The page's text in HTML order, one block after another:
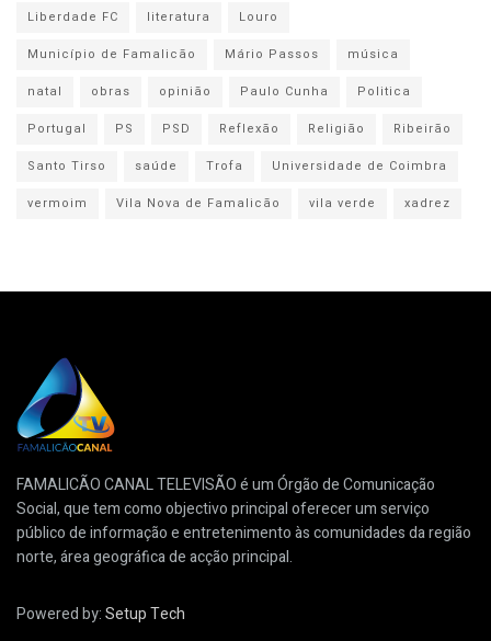
Liberdade FC
literatura
Louro
Município de Famalicão
Mário Passos
música
natal
obras opinião Paulo Cunha
Politica
Portugal
PS PSD Reflexão Religião
Ribeirão
Santo Tirso
saúde Trofa
Universidade de Coimbra
vermoim
Vila Nova de Famalicão vila verde xadrez
FAMALICÃO CANAL TELEVISÃO é um Órgão de Comunicação
Social, que tem como objectivo principal oferecer um serviço
público de informação e entretenimento às comunidades da região
norte, área geográfica de acção principal.
Powered by:Setup Tech